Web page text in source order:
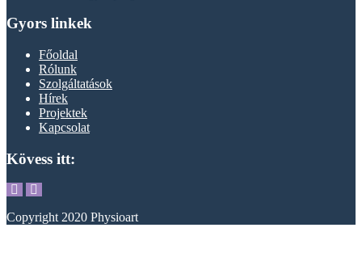
Gyors linkek
Főoldal
Rólunk
Szolgáltatások
Hírek
Projektek
Kapcsolat
Kövess itt:
Copyright 2020 Physioart